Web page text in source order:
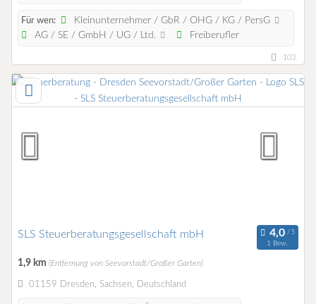
Für wen:
Kleinunternehmer / GbR / OHG / KG / PersG
AG / SE / GmbH / UG / Ltd.
Freiberufler
103
SLS Steuerberatungsgesellschaft mbH
1 Bew.
1,9 km (Entfernung von Seevorstadt/Großer Garten)
01159 Dresden, Sachsen, Deutschland